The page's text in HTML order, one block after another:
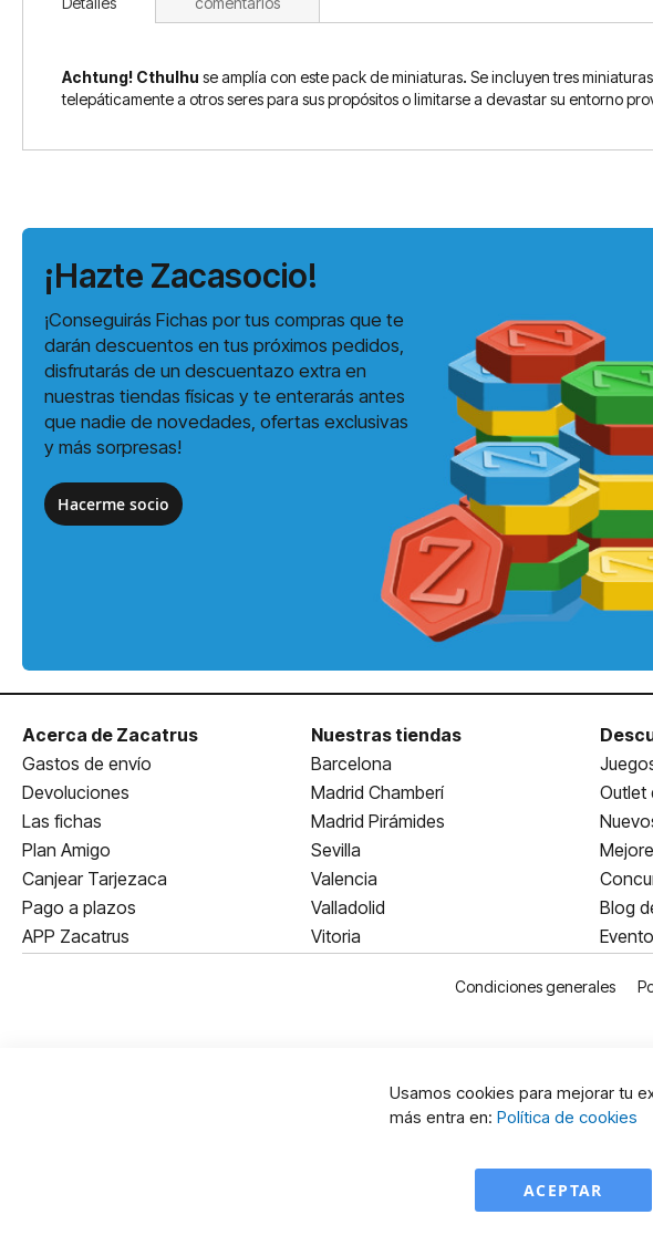
Achtung! Cthulhu se amplía con este pack de miniaturas. Se incluyen tres
telepáticamente a otros seres para sus propósitos o limitarse a devastar su entorno
¡Hazte Zacasocio!
¡Conseguirás Fichas por tus compras que te
darán descuentos en tus próximos pedidos,
disfrutarás de un descuentazo extra en
nuestras tiendas físicas y te enterarás antes
que nadie de novedades, ofertas exclusivas
y más sorpresas!
Hacerme socio
Acerca de Zacatrus
Gastos de envío
Devoluciones
Las fichas
Plan Amigo
Canjear Tarjezaca
Pago a plazos
APP Zacatrus
Nuestras tiendas
Barcelona
Madrid Chamberí
Madrid Pirámides
Sevilla
Valencia
Valladolid
Vitoria
Outlet
Blog
Condiciones generales
Usamos cookies para mejorar tu
más entra en: Política de cookies
ACEPTAR